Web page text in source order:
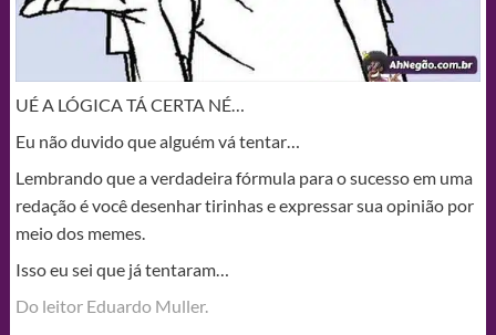
UÉ A LÓGICA TÁ CERTA NÉ…
Eu não duvido que alguém vá tentar…
Lembrando que a verdadeira fórmula para o sucesso em uma
redação é você desenhar tirinhas e expressar sua opinião por
meio dos memes.
Isso eu sei que já tentaram…
Do leitor Eduardo Muller.